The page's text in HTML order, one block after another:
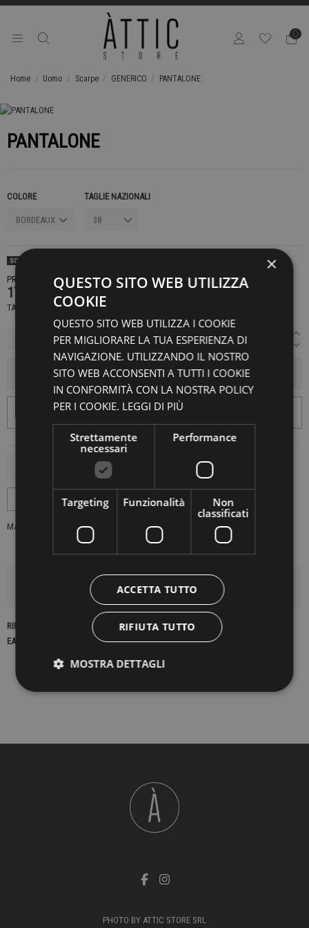
0
Home Uomo Scarpe GENERICO PANTALONE
PANTALONE
COLORE TAGLIE NAZIONALI
SOLD OUT
PRODOTTO NON DISPONIBILE CONTATTACI PER SAPERE DI PIÙ
179,00 €
TASSE INCLUSE
AGGIUNGI AL CARRELLO
MARCA:
DETTAGLI DEL PRODOTTO
RIFERIMENTO
EAN13
PHOTO BY ATTIC STORE SRL
×
QUESTO SITO WEB UTILIZZA
COOKIE
QUESTO SITO WEB UTILIZZA I COOKIE
PER MIGLIORARE LA TUA ESPERIENZA DI
NAVIGAZIONE. UTILIZZANDO IL NOSTRO
SITO WEB ACCONSENTI A TUTTI I COOKIE
IN CONFORMITÀ CON LA NOSTRA POLICY
PER I COOKIE. LEGGI DI PIÙ
Strettamente
necessari
Performance
Targeting Funzionalità
Non
classificati
ACCETTA TUTTO
RIFIUTA TUTTO
MOSTRA DETTAGLI